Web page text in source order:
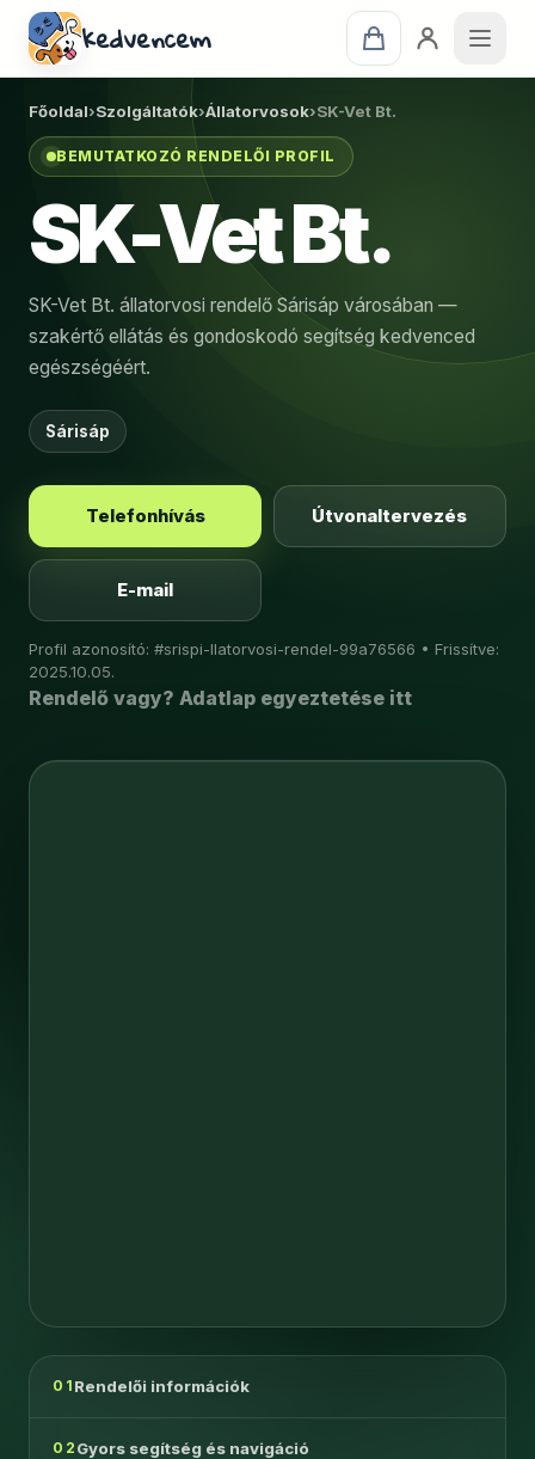
kedvencem
Főoldal›Szolgáltatók›Állatorvosok›SK-Vet Bt.
BEMUTATKOZÓ RENDELŐI PROFIL
SK-Vet Bt.
SK-Vet Bt. állatorvosi rendelő Sárisáp városában —
szakértő ellátás és gondoskodó segítség kedvenced
egészségéért.
Sárisáp
Telefonhívás Útvonaltervezés
E-mail
Profil azonosító: #srispi-llatorvosi-rendel-99a76566 • Frissítve:
2025.10.05.
Rendelő vagy? Adatlap egyeztetése itt
01 Rendelői információk
02 Gyors segítség és navigáció